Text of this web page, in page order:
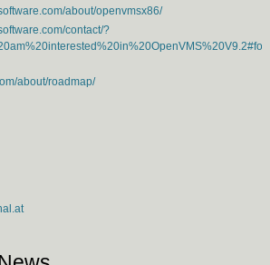
about/openvmsx86/
contact/?
about/roadmap/